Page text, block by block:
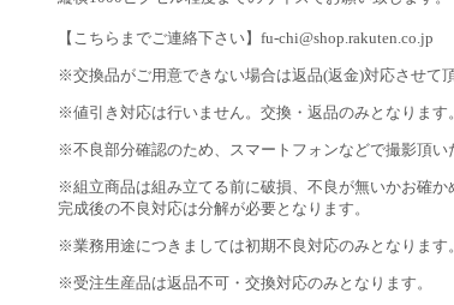
【こちらまでご連絡下さい】fu-chi@shop.rakuten.co.jp
※交換品がご用意できない場合は返品(返金)対応させて頂
※値引き対応は行いません。交換・返品のみとなります。
※不良部分確認のため、スマートフォンなどで撮影頂い
※組立商品は組み立てる前に破損、不良が無いかお確か
完成後の不良対応は分解が必要となります。
※業務用途につきましては初期不良対応のみとなります。
※受注生産品は返品不可・交換対応のみとなります。